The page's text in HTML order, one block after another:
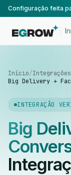
Início/Integrações
Big Delivery +
INTEGRAÇÃO
Big